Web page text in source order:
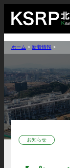
ホーム >新着情報 >
お知らせ